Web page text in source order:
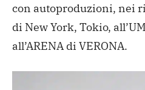
con autoproduzioni, nei
di New York, Tokio,
all’ARENA di VERONA.